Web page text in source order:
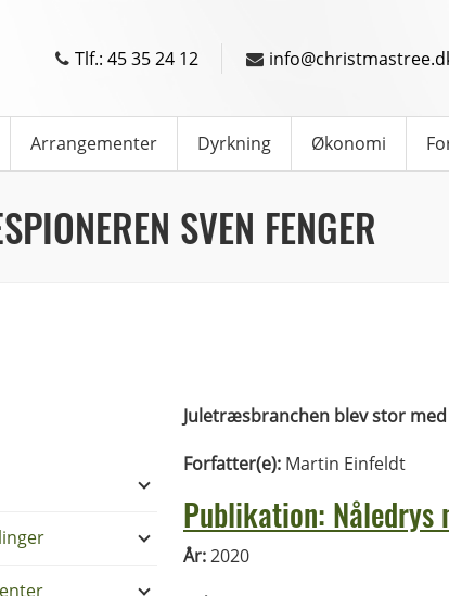
Tlf.: 45 35 24 12
Arrangementer Dyrkning Økonomi
SVEN FENGER
Juletræsbranchen blev stor
Forfatter(e): Martin Einfeldt
Publikation: Nåledrys
År:2020